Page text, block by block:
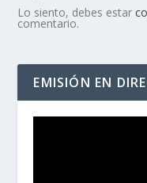
Lo siento, debes estar
comentario.
EMISIÓN EN